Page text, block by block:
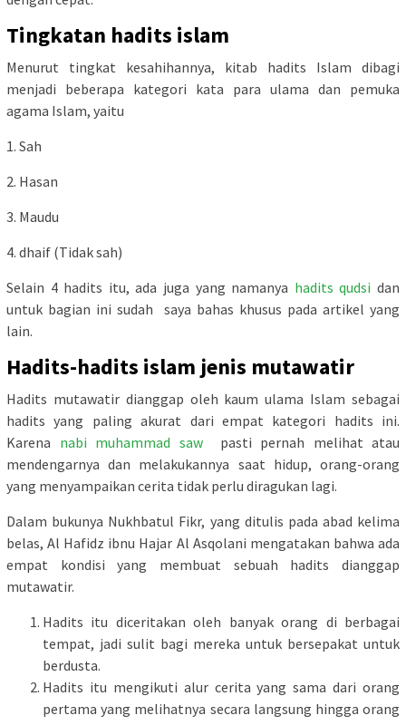
Tingkatan hadits islam
Menurut tingkat kesahihannya, kitab hadits Islam dibagi
menjadi beberapa kategori kata para ulama dan pemuka
agama Islam, yaitu
1. Sah
2. Hasan
3. Maudu
4. dhaif (Tidak sah)
Selain 4 hadits itu, ada juga yang namanya hadits qudsi dan
untuk bagian ini sudah saya bahas khusus pada artikel yang
lain.
Hadits-hadits islam jenis mutawatir
Hadits mutawatir dianggap oleh kaum ulama Islam sebagai
hadits yang paling akurat dari empat kategori hadits ini.
Karena nabi muhammad sawpasti pernah melihat atau
mendengarnya dan melakukannya saat hidup, orang-orang
yang menyampaikan cerita tidak perlu diragukan lagi.
Dalam bukunya Nukhbatul Fikr, yang ditulis pada abad kelima
belas, Al Hafidz ibnu Hajar Al Asqolani mengatakan bahwa ada
empat kondisi yang membuat sebuah hadits dianggap
mutawatir.
Hadits itu diceritakan oleh banyak orang di berbagai
tempat, jadi sulit bagi mereka untuk bersepakat untuk
berdusta.
Hadits itu mengikuti alur cerita yang sama dari orang
pertama yang melihatnya secara langsung hingga orang